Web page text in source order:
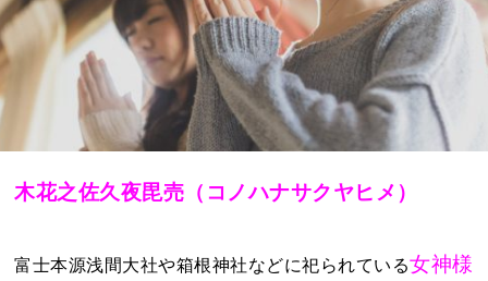
木花之佐久夜毘売（コノハナサクヤヒメ）
富士本源浅間大社や箱根神社などに祀られている女神様